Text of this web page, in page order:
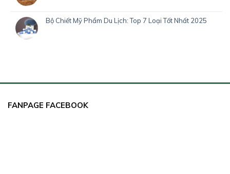
Bộ Chiết Mỹ Phẩm Du Lịch: Top 7 Loại Tốt Nhất 2025
FANPAGE FACEBOOK